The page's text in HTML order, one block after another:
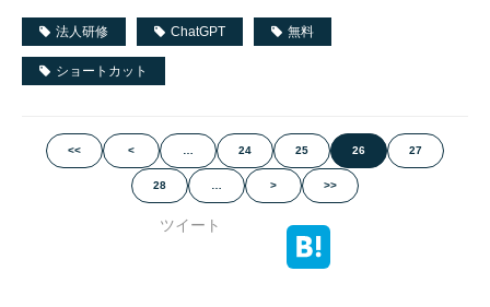
法人研修 ChatGPT 無料
ショートカット
<< < 24 25 26 27
28 > >>
ツイート